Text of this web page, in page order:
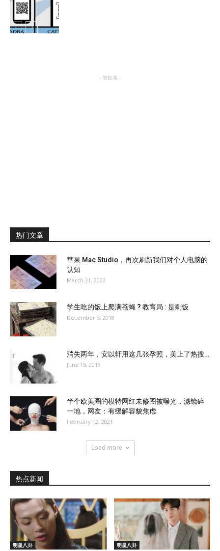
- 赞助商 -
热门文章
苹果 Mac Studio，再次刷新我们对个人电脑的
认知
March 31, 2022
学生吃的饭上爬满苍蝇 ? 教育局 : 是剩饭
December 5, 2018
消失两年，安以轩用这几张孕照，美上了热搜…
June 15, 2019
半个欧美圈的模特网红未修图被曝光，滤镜碎
一地，网友：有缓解容貌焦虑
February 12, 2021
Load more
热点新闻
明星八卦 明星八卦